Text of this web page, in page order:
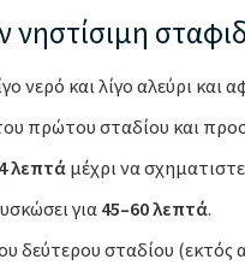
νηστίσιμη
νερό και λίγο αλεύρι και
πρώτου σταδίου και
4 λεπτά μέχρι να
για 45–60 λεπτά.
δεύτερου σταδίου (εκτός